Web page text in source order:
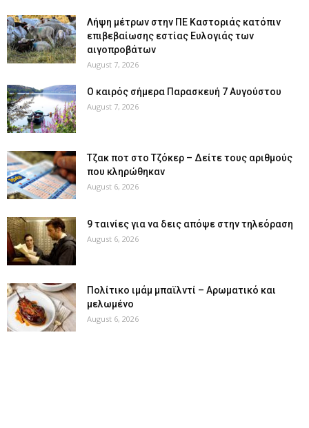
Λήψη μέτρων στην ΠΕ Καστοριάς κατόπιν
επιβεβαίωσης εστίας Ευλογιάς των
αιγοπροβάτων
August 7, 2026
Ο καιρός σήμερα Παρασκευή 7 Αυγούστου
August 7, 2026
Tζακ ποτ στο Τζόκερ – Δείτε τους αριθμούς
που κληρώθηκαν
August 6, 2026
9 ταινίες για να δεις απόψε στην τηλεόραση
August 6, 2026
Πολίτικο ιμάμ μπαϊλντί – Αρωματικό και
μελωμένο
August 6, 2026